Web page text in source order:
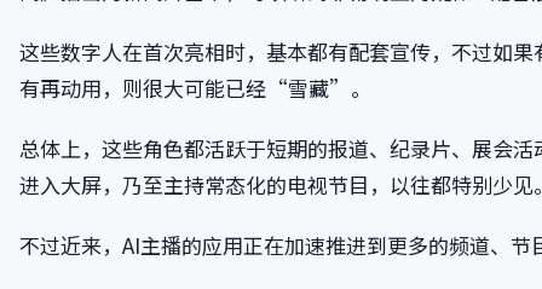
这些数字人在首次亮相时，基本都有配套宣传，不过如果
有再动用，则很大可能已经“雪藏”。
总体上，这些角色都活跃于短期的报道、纪录片、展会活
进入大屏，乃至主持常态化的电视节目，以往都特别少见
不过近来，AI主播的应用正在加速推进到更多的频道、节